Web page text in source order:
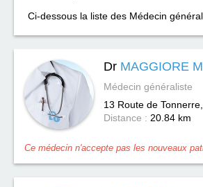
Ci-dessous la liste des Médecin
Dr MAGGIORE
Médecin généraliste
13 Route de
Distance : 20.84 km
Ce médecin n'accepte pas les nouveaux